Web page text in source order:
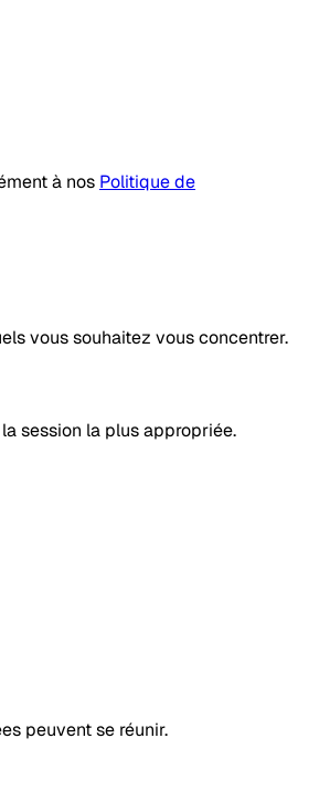
à nos Politique de
vous souhaitez vous concentrer.
session la plus appropriée.
peuvent se réunir.